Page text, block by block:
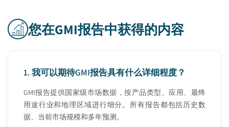
您在GMI报告中获得的内容
1.我可以期待GMI报告具有什么详细程度？
GMI报告提供国家级市场数据，按产品类型、应用、最终
用途行业和地理区域进行细分。所有报告都包括历史数
据、当前市场规模和多年预测。